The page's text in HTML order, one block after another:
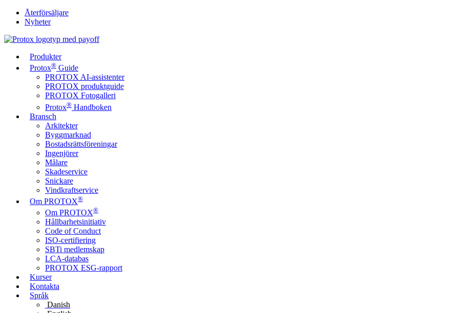
Återförsäljare
Nyheter
Produkter
Protox® Guide
PROTOX AI-assistenter
PROTOX produktguide
PROTOX Fotogalleri
Protox® Handboken
Bransch
Arkitekter
Byggmarknad
Bostadsrättsföreningar
Ingenjörer
Målare
Skadeservice
Snickare
Vindkraftservice
Om PROTOX®
Om PROTOX®
Hållbarhetsinitiativ
Code of Conduct
ISO-certifiering
SBTi medlemskap
LCA-databas
PROTOX ESG-rapport
Kurser
Kontakta
Språk
Danish